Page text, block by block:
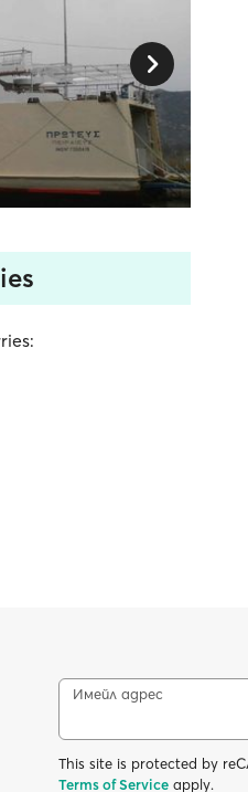
Имейл адрес
This site is protected by
Terms of Service apply.